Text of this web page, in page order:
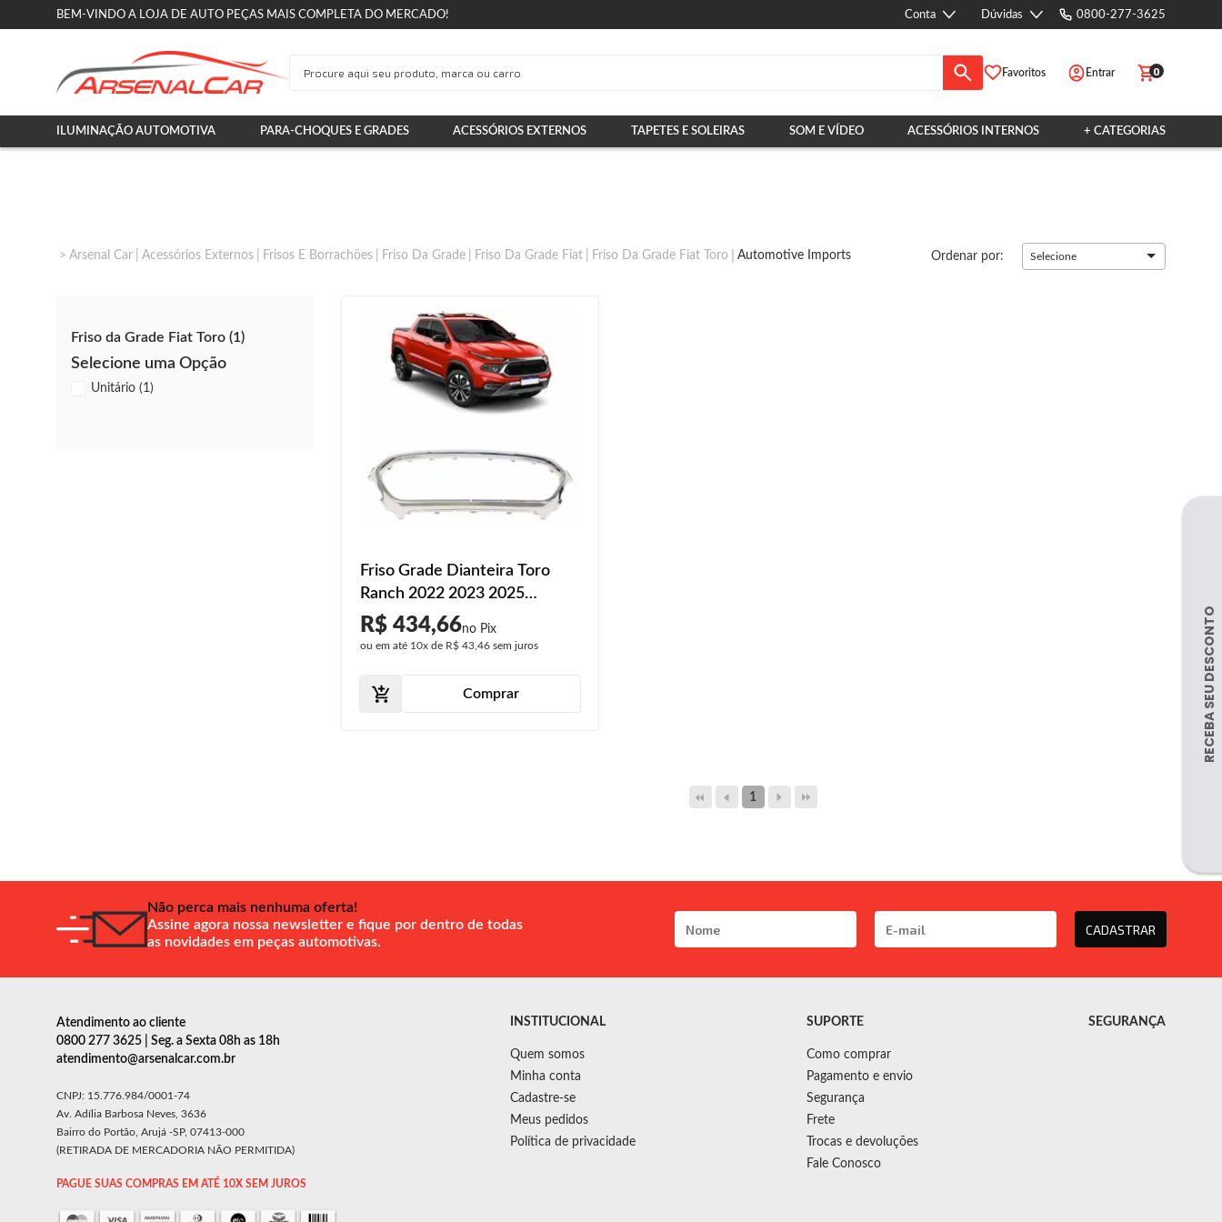
BEM-VINDO A LOJA DE AUTO PEÇAS MAIS COMPLETA DO MERCADO! Conta Dúvidas 0800-277-3625
Favoritos Entrar 0
ILUMINAÇÃO AUTOMOTIVA PARA-CHOQUES E GRADES ACESSÓRIOS EXTERNOS TAPETES E SOLEIRAS SOM E VÍDEO ACESSÓRIOS INTERNOS + CATEGORIAS
Arsenal Car Acessórios Externos Frisos E Borrachões Friso Da Grade Friso Da Grade Fiat Friso Da Grade Fiat Toro Automotive Imports Ordenar por: Selecione
Friso da Grade Fiat Toro (1)
Selecione uma Opção
Unitário (1)
Friso Grade Dianteira Toro
Ranch 2022 2023 2025
Cromado
R$ 434,66
ou em até 10xde R$ 43,46sem juros
Comprar
1
Não perca mais nenhuma oferta!
Assine agora nossa newsletter e fique por dentro de todas
as novidades em peças automotivas.
CADASTRAR
Atendimento ao cliente
0800 277 3625 | Seg. a Sexta 08h as 18h
atendimento@arsenalcar.com.br
CNPJ: 15.776.984/0001-74
Av. Adília Barbosa Neves, 3636
Bairro do Portão, Arujá -SP, 07413-000
(RETIRADA DE MERCADORIA NÃO PERMITIDA)
PAGUE SUAS COMPRAS EM ATÉ 10X SEM JUROS
INSTITUCIONAL
Quem somos
Minha conta
Cadastre-se
Meus pedidos
Política de privacidade
SUPORTE
Como comprar
Pagamento e envio
Segurança
Frete
Trocas e devoluções
Fale Conosco
SEGURANÇA